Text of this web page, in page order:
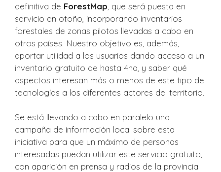
definitiva de ForestMap , que será puesta en
servicio en otoño, incorporando inventarios
forestales de zonas pilotos llevadas a cabo en
otros países. Nuestro objetivo es, además,
aportar utilidad a los usuarios dando acceso a un
inventario gratuito de hasta 4ha, y saber qué
aspectos interesan más o menos de este tipo de
tecnologías a los diferentes actores del territorio.
Se está llevando a cabo en paralelo una
campaña de información local sobre esta
iniciativa para que un máximo de personas
interesadas puedan utilizar este servicio gratuito,
con aparición en prensa y radios de la provincia